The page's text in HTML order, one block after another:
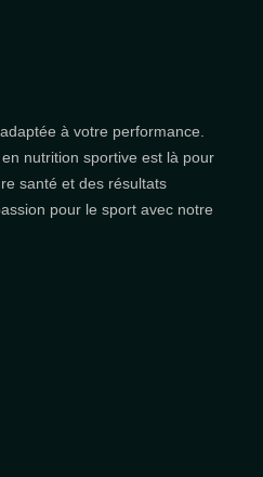
à votre performance.
nutrition sportive est là pour
santé et des résultats
pour le sport avec notre